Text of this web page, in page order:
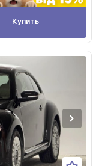
Купить